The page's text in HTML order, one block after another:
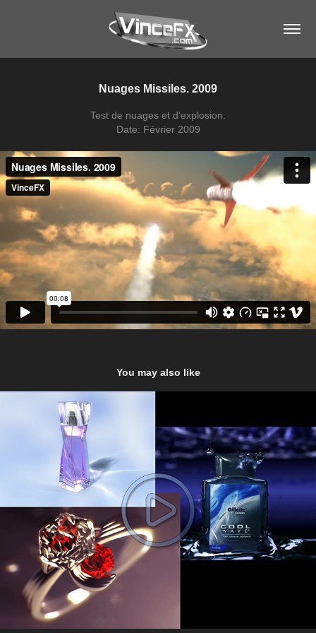
Nuages Missiles. 2009
Test de nuages et d'explosion.
Date: Février 2009
You may also like
Materiaux Tests Parfum Bijoux. 2007-2008
2024